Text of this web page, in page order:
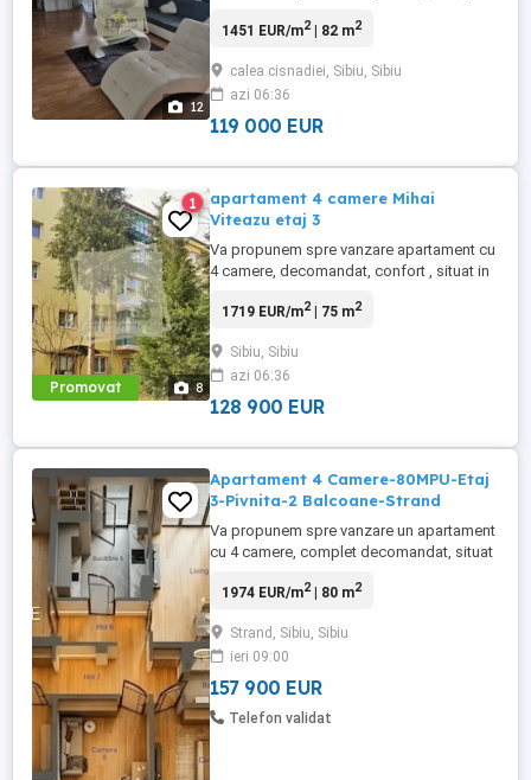
12
totala de 98 mp din care 82.4 mp utili
balcon si posibilitate de parcare in fata
imobilului situat in Sibiu pe Calea
Cisnadiei! Localizare ...
1451 EUR/m2| 82 m2
calea cisnadiei, Sibiu, Sibiu
azi 06:36
119 000 EUR
Promovat 8
1
apartament 4 camere Mihai
Viteazu etaj 3
Va propunem spre vanzare apartament cu
4 camere, decomandat, confort , situat in
construit in anul 1984 , disponibil la etajul
Dotari: - geamuri termopan, centrala, izolat
- parchet lemn masiv - fag - usi schimbate
inclusiv ...
1719 EUR/m2| 75 m2
Sibiu, Sibiu
azi 06:36
128 900 EUR
Apartament 4 Camere-80MPU-Etaj
3-Pivnita-2 Balcoane-Strand
Va propunem spre vanzare un apartament
cu 4 camere, complet decomandat, situat
dintre Zona Centrală și cartierul Ștrand.
primitor și situat aproape de tot ce ai
nevoie, s-ar putea ca acesta să fie viitorul
tău cămin! Apartamentul ...
1974 EUR/m2| 80 m2
Strand, Sibiu, Sibiu
ieri 09:00
157 900 EUR
Telefon validat